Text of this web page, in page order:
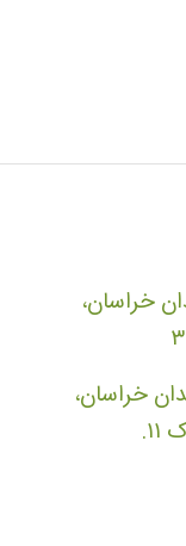
خراسان،
خراسان،